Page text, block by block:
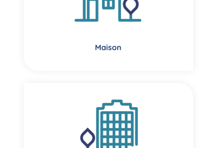
Maison